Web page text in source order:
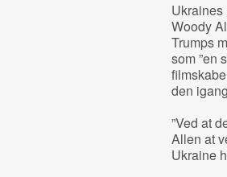
Ukraines
Woody
Trumps
som ”en
den
”Ved at
Allen at
Ukraine